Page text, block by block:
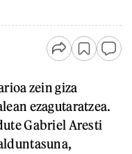
zein giza
ezagutaratzea.
Gabriel Aresti